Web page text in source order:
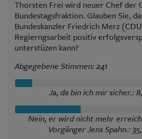
Thorsten Frei wird neuer Chef der
Bundestagsfraktion. Glauben Sie,
Bundeskanzler Friedrich Merz
Regierngsarbeit positiv
unterstüzen kann?
Abgegebene Stimmen: 241
Ja, da bin ich mir sicher.:
Nein, er wird nicht mehr
Vorgänger Jens Spahn.: